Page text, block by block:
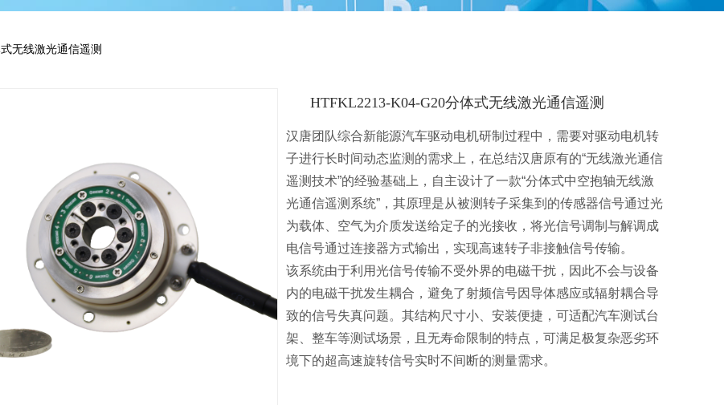
无线激光通信遥测
HTFKL2213-K04-G20分体式无线激光通信遥测
汉唐团队综合新能源汽车驱动电机研制过程中，需要对驱动电机转
子进行长时间动态监测的需求上，在总结汉唐原有的“无线激光通信
遥测技术”的经验基础上，自主设计了一款“分体式中空抱轴无线激
光通信遥测系统”，其原理是从被测转子采集到的传感器信号通过光
为载体、空气为介质发送给定子的光接收，将光信号调制与解调成
电信号通过连接器方式输出，实现高速转子非接触信号传输。
该系统由于利用光信号传输不受外界的电磁干扰，因此不会与设备
内的电磁干扰发生耦合，避免了射频信号因导体感应或辐射耦合导
致的信号失真问题。其结构尺寸小、安装便捷，可适配汽车测试台
架、整车等测试场景，且无寿命限制的特点，可满足极复杂恶劣环
境下的超高速旋转信号实时不间断的测量需求。